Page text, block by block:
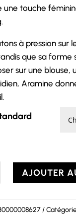
une touche
à pression sur
que sa forme
sur une blouse,
Aramine
AJOUTER